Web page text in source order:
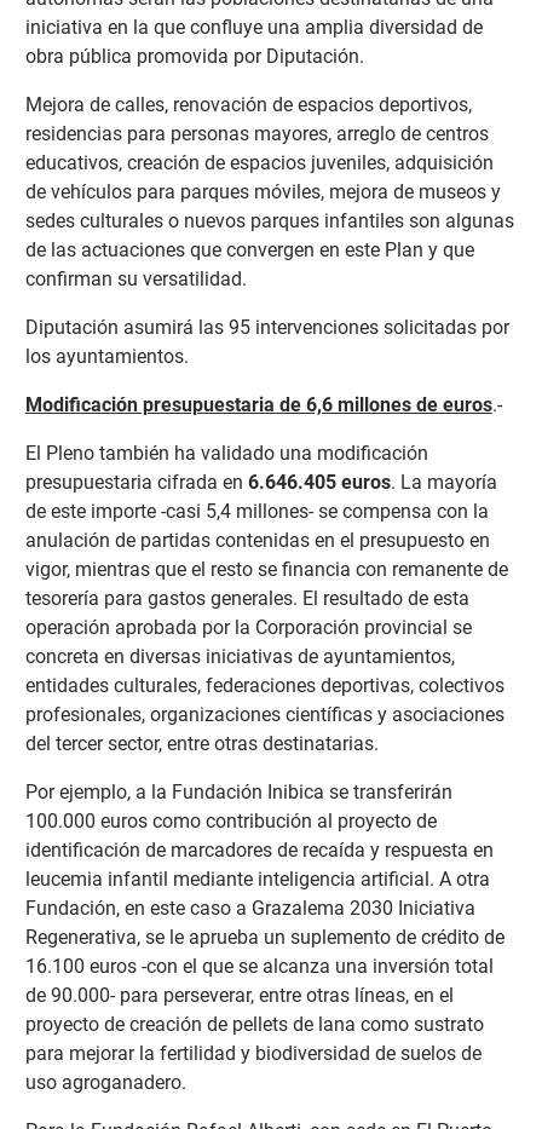
iniciativa en la que confluye una amplia diversidad de
obra pública promovida por Diputación.
Mejora de calles, renovación de espacios deportivos,
residencias para personas mayores, arreglo de centros
educativos, creación de espacios juveniles, adquisición
de vehículos para parques móviles, mejora de museos y
sedes culturales o nuevos parques infantiles son algunas
de las actuaciones que convergen en este Plan y que
confirman su versatilidad.
Diputación asumirá las 95 intervenciones solicitadas por
los ayuntamientos.
Modificación presupuestaria de 6,6 millones de euros.-
El Pleno también ha validado una modificación
presupuestaria cifrada en 6.646.405 euros. La mayoría
de este importe -casi 5,4 millones- se compensa con la
anulación de partidas contenidas en el presupuesto en
vigor, mientras que el resto se financia con remanente de
tesorería para gastos generales. El resultado de esta
operación aprobada por la Corporación provincial se
concreta en diversas iniciativas de ayuntamientos,
entidades culturales, federaciones deportivas, colectivos
profesionales, organizaciones científicas y asociaciones
del tercer sector, entre otras destinatarias.
Por ejemplo, a la Fundación Inibica se transferirán
100.000 euros como contribución al proyecto de
identificación de marcadores de recaída y respuesta en
leucemia infantil mediante inteligencia artificial. A otra
Fundación, en este caso a Grazalema 2030 Iniciativa
Regenerativa, se le aprueba un suplemento de crédito de
16.100 euros -con el que se alcanza una inversión total
de 90.000- para perseverar, entre otras líneas, en el
proyecto de creación de pellets de lana como sustrato
para mejorar la fertilidad y biodiversidad de suelos de
uso agroganadero.